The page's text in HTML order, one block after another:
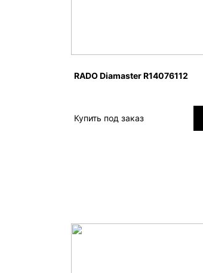
RADO Diamaster R14076112
Купить под заказ